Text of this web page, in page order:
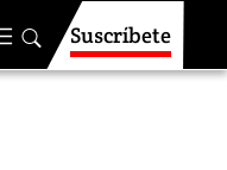
Suscríbete